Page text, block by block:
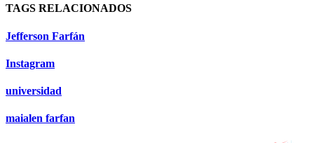
TAGS RELACIONADOS
Jefferson Farfán
Instagram
universidad
maialen farfan